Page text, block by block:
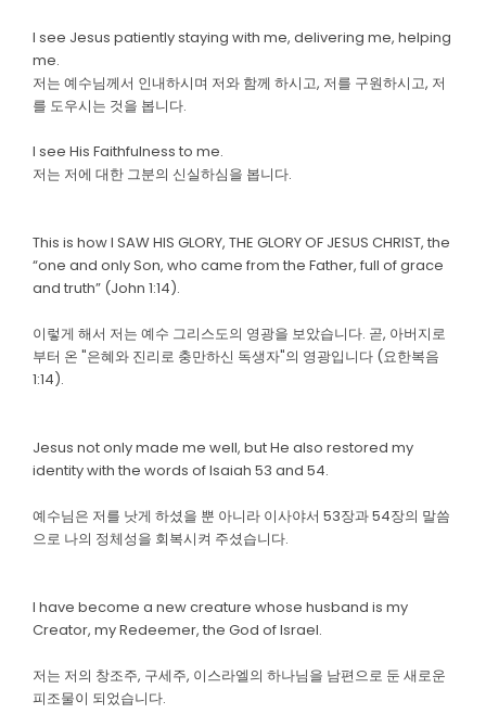
I see Jesus patiently staying with me, delivering me, helping
me.
저는 예수님께서 인내하시며 저와 함께 하시고, 저를 구원하시고, 저
를 도우시는 것을 봅니다.
I see His Faithfulness to me.
저는 저에 대한 그분의 신실하심을 봅니다.
This is how I SAW HIS GLORY, THE GLORY OF JESUS CHRIST, the
“one and only Son, who came from the Father, full of grace
and truth” (John 1:14).
이렇게 해서 저는 예수 그리스도의 영광을 보았습니다. 곧, 아버지로
부터 온 "은혜와 진리로 충만하신 독생자"의 영광입니다 (요한복음
1:14).
Jesus not only made me well, but He also restored my
identity with the words of Isaiah 53 and 54.
예수님은 저를 낫게 하셨을 뿐 아니라 이사야서 53장과 54장의 말씀
으로 나의 정체성을 회복시켜 주셨습니다.
I have become a new creature whose husband is my
Creator, my Redeemer, the God of Israel.
저는 저의 창조주, 구세주, 이스라엘의 하나님을 남편으로 둔 새로운
피조물이 되었습니다.